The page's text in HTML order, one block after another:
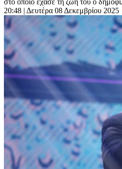
στο οποίο έχασε τη ζωή του ο
20:48 | Δευτέρα 08 Δεκεμβρίου 2025